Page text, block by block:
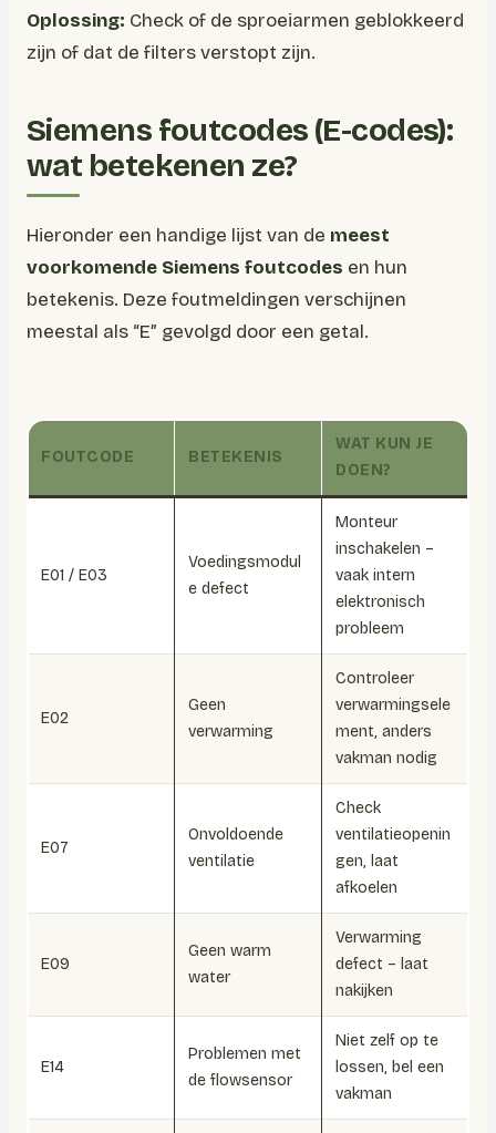
Oplossing: Check of de sproeiarmen geblokkeerd
zijn of dat de filters verstopt zijn.
Siemens foutcodes (E-codes):
wat betekenen ze?
Hieronder een handige lijst van de meest
voorkomende Siemens foutcodes en hun
betekenis. Deze foutmeldingen verschijnen
meestal als “E” gevolgd door een getal.
FOUTCODE BETEKENIS
WAT KUN JE
DOEN?
E01 / E03
Voedingsmodul
e defect
Monteur
inschakelen –
vaak intern
elektronisch
probleem
E02
Geen
verwarming
Controleer
verwarmingsele
ment, anders
vakman nodig
E07
Onvoldoende
ventilatie
Check
ventilatieopenin
gen, laat
afkoelen
E09
Geen warm
water
Verwarming
defect – laat
nakijken
E14
Problemen met
de flowsensor
Niet zelf op te
lossen, bel een
vakman